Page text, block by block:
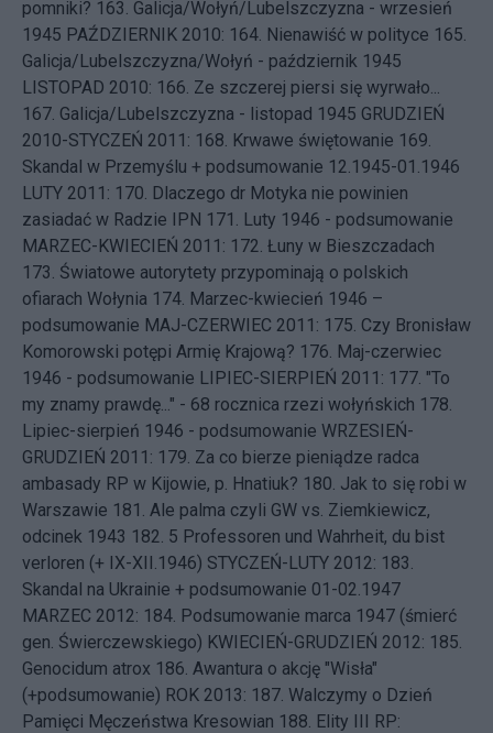
pomniki? 163. Galicja/Wołyń/Lubelszczyzna - wrzesień
1945 PAŹDZIERNIK 2010: 164. Nienawiść w polityce 165.
Galicja/Lubelszczyzna/Wołyń - październik 1945
LISTOPAD 2010: 166. Ze szczerej piersi się wyrwało...
167. Galicja/Lubelszczyzna - listopad 1945 GRUDZIEŃ
2010-STYCZEŃ 2011: 168. Krwawe świętowanie 169.
Skandal w Przemyślu + podsumowanie 12.1945-01.1946
LUTY 2011: 170. Dlaczego dr Motyka nie powinien
zasiadać w Radzie IPN 171. Luty 1946 - podsumowanie
MARZEC-KWIECIEŃ 2011: 172. Łuny w Bieszczadach
173. Światowe autorytety przypominają o polskich
ofiarach Wołynia 174. Marzec-kwiecień 1946 –
podsumowanie MAJ-CZERWIEC 2011: 175. Czy Bronisław
Komorowski potępi Armię Krajową? 176. Maj-czerwiec
1946 - podsumowanie LIPIEC-SIERPIEŃ 2011: 177. "To
my znamy prawdę..." - 68 rocznica rzezi wołyńskich 178.
Lipiec-sierpień 1946 - podsumowanie WRZESIEŃ-
GRUDZIEŃ 2011: 179. Za co bierze pieniądze radca
ambasady RP w Kijowie, p. Hnatiuk? 180. Jak to się robi w
Warszawie 181. Ale palma czyli GW vs. Ziemkiewicz,
odcinek 1943 182. 5 Professoren und Wahrheit, du bist
verloren (+ IX-XII.1946) STYCZEŃ-LUTY 2012: 183.
Skandal na Ukrainie + podsumowanie 01-02.1947
MARZEC 2012: 184. Podsumowanie marca 1947 (śmierć
gen. Świerczewskiego) KWIECIEŃ-GRUDZIEŃ 2012: 185.
Genocidum atrox 186. Awantura o akcję "Wisła"
(+podsumowanie) ROK 2013: 187. Walczymy o Dzień
Pamięci Męczeństwa Kresowian 188. Elity III RP: